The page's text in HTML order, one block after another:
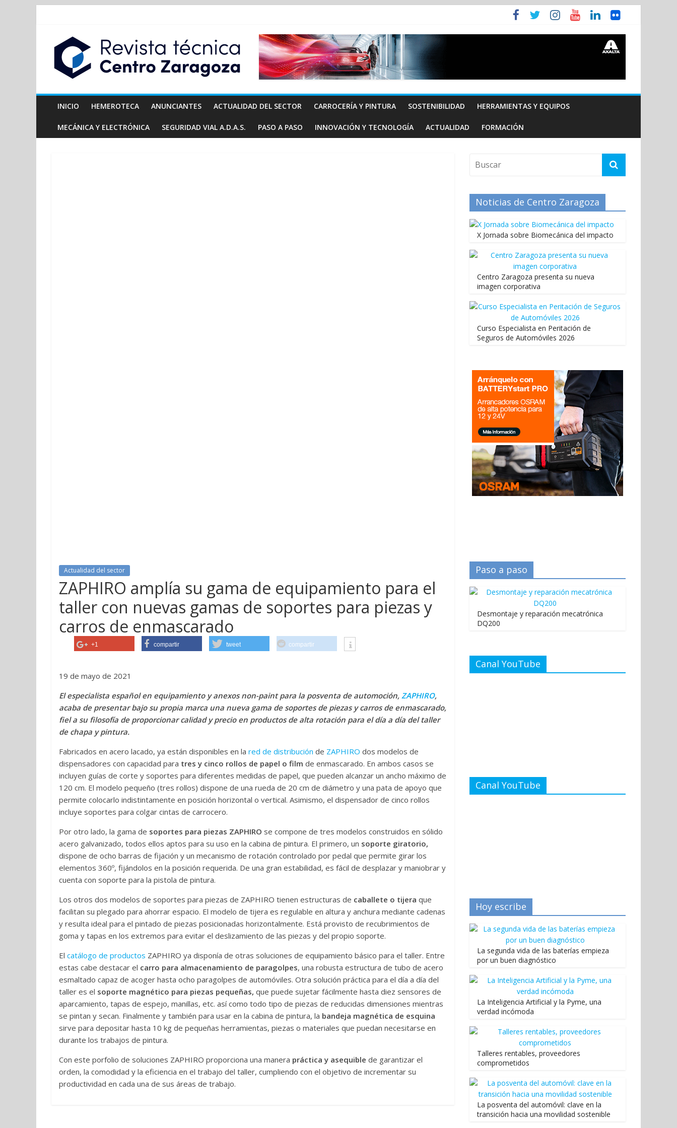
INICIO HEMEROTECA ANUNCIANTES ACTUALIDAD DEL SECTOR CARROCERÍA Y PINTURA SOSTENIBILIDAD HERRAMIENTAS Y EQUIPOS
MECÁNICA Y ELECTRÓNICA SEGURIDAD VIAL A.D.A.S. PASO A PASO INNOVACIÓN Y TECNOLOGÍA ACTUALIDAD FORMACIÓN
Actualidad del sector
ZAPHIRO amplía su gama de equipamiento para el
taller con nuevas gamas de soportes para piezas y
carros de enmascarado
+1 compartir tweet compartir
19 de mayo de 2021
El especialista español en equipamiento y anexos non-paint para la posventa de automoción, ZAPHIRO,
acaba de presentar bajo su propia marca una nueva gama de soportes de piezas y carros de enmascarado,
fiel a su filosofía de proporcionar calidad y precio en productos de alta rotación para el día a día del taller
de chapa y pintura.
Fabricados en acero lacado, ya están disponibles en la red de distribución de ZAPHIRO dos modelos de
dispensadores con capacidad para tres y cinco rollos de papel o film de enmascarado. En ambos casos se
incluyen guías de corte y soportes para diferentes medidas de papel, que pueden alcanzar un ancho máximo de
120 cm. El modelo pequeño (tres rollos) dispone de una rueda de 20 cm de diámetro y una pata de apoyo que
permite colocarlo indistintamente en posición horizontal o vertical. Asimismo, el dispensador de cinco rollos
incluye soportes para colgar cintas de carrocero.
Por otro lado, la gama de soportes para piezas ZAPHIRO se compone de tres modelos construidos en sólido
acero galvanizado, todos ellos aptos para su uso en la cabina de pintura. El primero, un soporte giratorio,
dispone de ocho barras de fijación y un mecanismo de rotación controlado por pedal que permite girar los
elementos 360º, fijándolos en la posición requerida. De una gran estabilidad, es fácil de desplazar y maniobrar y
cuenta con soporte para la pistola de pintura.
Los otros dos modelos de soportes para piezas de ZAPHIRO tienen estructuras de caballete o tijera que
facilitan su plegado para ahorrar espacio. El modelo de tijera es regulable en altura y anchura mediante cadenas
y resulta ideal para el pintado de piezas posicionadas horizontalmente. Está provisto de recubrimientos de
goma y tapas en los extremos para evitar el deslizamiento de las piezas y del propio soporte.
El catálogo de productos ZAPHIRO ya disponía de otras soluciones de equipamiento básico para el taller. Entre
estas cabe destacar el carro para almacenamiento de paragolpes, una robusta estructura de tubo de acero
esmaltado capaz de acoger hasta ocho paragolpes de automóviles. Otra solución práctica para el día a día del
taller es el soporte magnético para piezas pequeñas, que puede sujetar fácilmente hasta diez sensores de
aparcamiento, tapas de espejo, manillas, etc. así como todo tipo de piezas de reducidas dimensiones mientras
se pintan y secan. Finalmente y también para usar en la cabina de pintura, la bandeja magnética de esquina
sirve para depositar hasta 10 kg de pequeñas herramientas, piezas o materiales que puedan necesitarse en
durante los trabajos de pintura.
Con este porfolio de soluciones ZAPHIRO proporciona una manera práctica y asequible de garantizar el
orden, la comodidad y la eficiencia en el trabajo del taller, cumpliendo con el objetivo de incrementar su
productividad en cada una de sus áreas de trabajo.
Noticias de Centro Zaragoza
X Jornada sobre Biomecánica del impacto
Centro Zaragoza presenta su nueva
imagen corporativa
Curso Especialista en Peritación de
Seguros de Automóviles 2026
Paso a paso
Desmontaje y reparación mecatrónica
DQ200
Canal YouTube
Canal YouTube
Hoy escribe
La segunda vida de las baterías empieza
por un buen diagnóstico
La Inteligencia Artificial y la Pyme, una
verdad incómoda
Talleres rentables, proveedores
comprometidos
La posventa del automóvil: clave en la
transición hacia una movilidad sostenible